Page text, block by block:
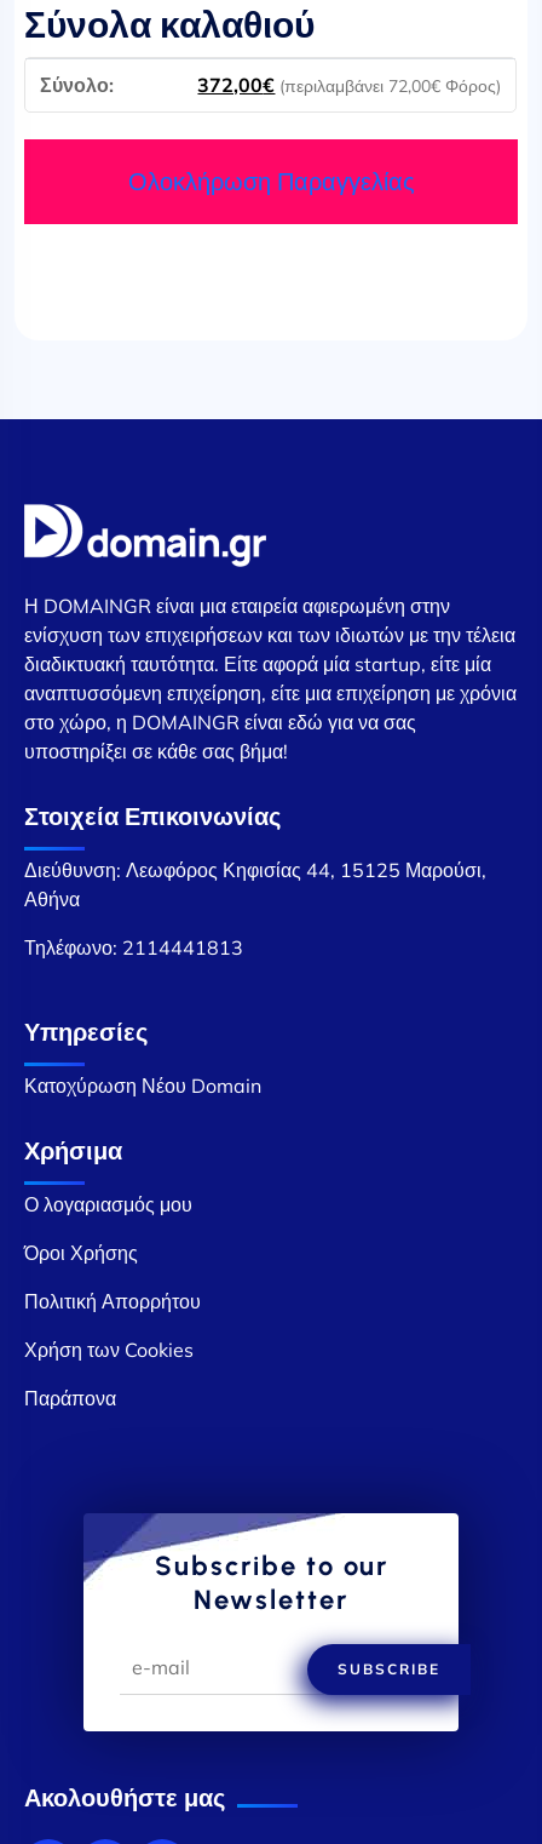
Σύνολα καλαθιού
372,00€ (περιλαμβάνει 72,00€ Φόρος)
Ολοκλήρωση Παραγγελίας
Η DOMAINGR είναι μια εταιρεία αφιερωμένη στην
ενίσχυση των επιχειρήσεων και των ιδιωτών με την τέλεια
διαδικτυακή ταυτότητα. Είτε αφορά μία startup, είτε μία
αναπτυσσόμενη επιχείρηση, είτε μια επιχείρηση με χρόνια
στο χώρο, η DOMAINGR είναι εδώ για να σας
υποστηρίξει σε κάθε σας βήμα!
Στοιχεία Επικοινωνίας
Διεύθυνση: Λεωφόρος Κηφισίας 44, 15125 Μαρούσι,
Αθήνα
Τηλέφωνο: 2114441813
Υπηρεσίες
Κατοχύρωση Νέου Domain
Χρήσιμα
Ο λογαριασμός μου
Όροι Χρήσης
Πολιτική Απορρήτου
Χρήση των Cookies
Παράπονα
Subscribe to our
Newsletter
SUBSCRIBE
Ακολουθήστε μας